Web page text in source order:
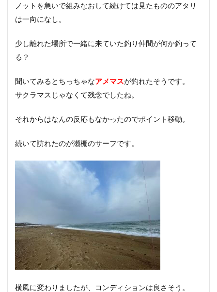
ノットを急いで組みなおして続けては見たもののアタリ
は一向になし。
少し離れた場所で一緒に来ていた釣り仲間が何か釣って
る？
聞いてみるとちっちゃなアメマスが釣れたそうです。
サクラマスじゃなくて残念でしたね。
それからはなんの反応もなかったのでポイント移動。
続いて訪れたのが瀬棚のサーフです。
横風に変わりましたが、コンディションは良さそう。